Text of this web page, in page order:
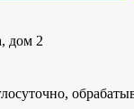
дом 2